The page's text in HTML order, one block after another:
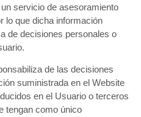
servicio de asesoramiento
lo que dicha información
de decisiones personales o
de las decisiones
suministrada en el Website
en el Usuario o terceros
tengan como único